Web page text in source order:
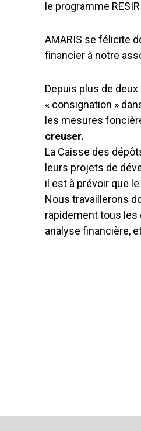
le programme
AMARIS se félicite
financier à notre
Depuis plus de
« consignation »
les mesures
creuser.
La Caisse des
leurs projets de
il est à prévoir que
Nous travaillerons
rapidement tous
analyse financière,